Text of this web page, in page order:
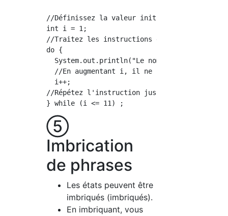
//Définissez la valeur initiale.
int i = 1;
//Traitez les instructions du bloc.
do {
System.out.println("Le nombre uniforme
//En augmentant i, il ne bouclera pas
  i++;
//Répétez l'instruction jusqu'à ce qu'elle
⑤
Imbrication
de phrases
Les états peuvent être
imbriqués (imbriqués).
En imbriquant, vous